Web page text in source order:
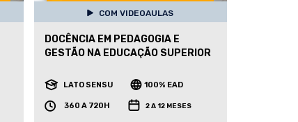
COM VIDEOAULAS
DOCÊNCIA EM PEDAGOGIA E
GESTÃO NA EDUCAÇÃO SUPERIOR
LATO SENSU 100% EAD
360 A 720H 2 A 12 MESES